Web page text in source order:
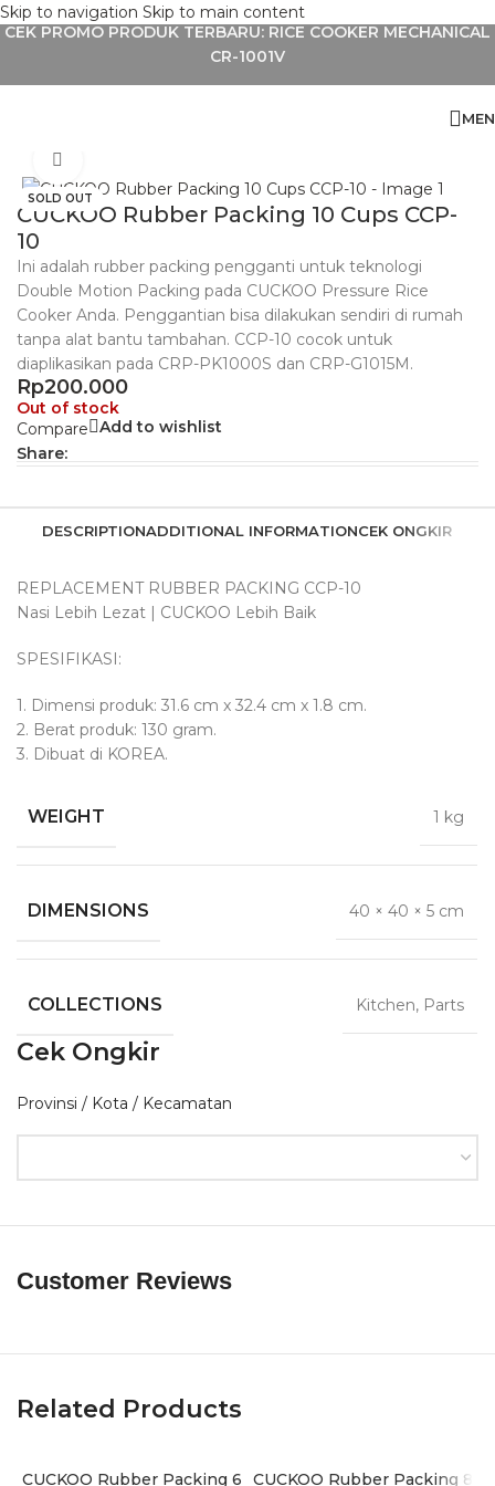
Skip to navigation Skip to main content
CEK PROMO PRODUK TERBARU: RICE COOKER MECHANICAL
CR-1001V
SOLD OUT
CUCKOO Rubber Packing 10 Cups CCP-
10
Ini adalah rubber packing pengganti untuk teknologi
Double Motion Packing pada CUCKOO Pressure Rice
Cooker Anda. Penggantian bisa dilakukan sendiri di rumah
tanpa alat bantu tambahan. CCP-10 cocok untuk
diaplikasikan pada CRP-PK1000S dan CRP-G1015M.
Rp200.000
Out of stock
Compare
Add to wishlist
Share:
DESCRIPTIONADDITIONAL INFORMATIONCEK ONGKIR
REPLACEMENT RUBBER PACKING CCP-10
Nasi Lebih Lezat | CUCKOO Lebih Baik
SPESIFIKASI:
1. Dimensi produk: 31.6 cm x 32.4 cm x 1.8 cm.
2. Berat produk: 130 gram.
3. Dibuat di KOREA.
WEIGHT 1 kg
DIMENSIONS 40 × 40 × 5 cm
COLLECTIONS Kitchen, Parts
Cek Ongkir
Provinsi / Kota / Kecamatan
Customer Reviews
Related Products
CUCKOO Rubber Packing 6
CUCKOO Rubber Packing 8